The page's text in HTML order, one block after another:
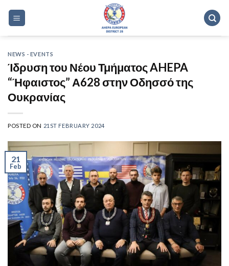
NEWS - EVENTS
Ίδρυση του Νέου Τμήματος AHEPA
“Ήφαιστος” Α628 στην Οδησσό της
Ουκρανίας
POSTED ON 21ST FEBRUARY 2024
21
Feb